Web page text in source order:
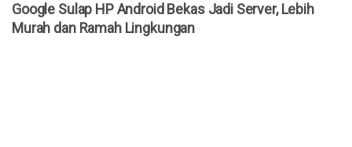
Google Sulap HP Android Bekas Jadi Server, Lebih
Murah dan Ramah Lingkungan